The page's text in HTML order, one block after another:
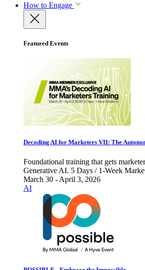
How to Engage
Featured Events
Decoding AI for Marketers VII: The
Foundational training that gets
Generative AI. 5 Days / 1-Week
March 30 - April 3, 2026
AI